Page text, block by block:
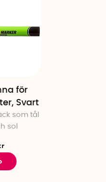
för
Svart
som tål
sol